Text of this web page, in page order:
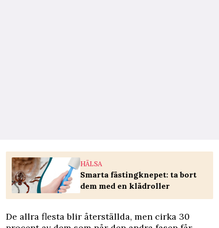
HÄLSA
Smarta fästingknepet: ta bort
dem med en klädroller
De allra flesta blir återställda, men cirka 30